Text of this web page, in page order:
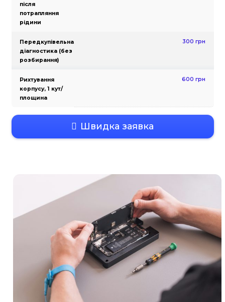
Заміна сенсора
Заміна дисплея
Заміна
акумулятора
Профілактика
потрапляння
Передкупівельна
діагностика (без